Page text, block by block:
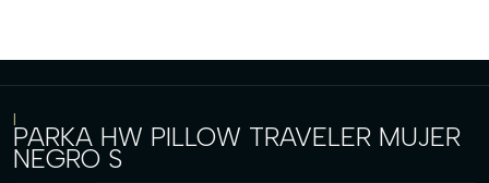
|
PARKA HW PILLOW TRAVELER MUJER
NEGRO S